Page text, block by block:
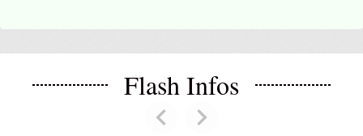
Flash Infos
chevron_leftPrevious
chevron_rightNext